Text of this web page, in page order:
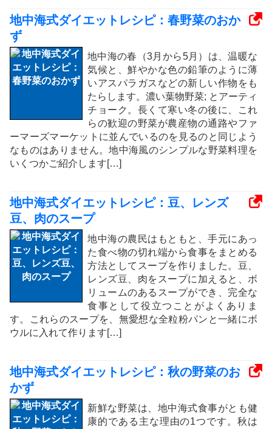
地中海式ダイエットレシピ：春野菜のおか
ず
地中海の春（3月から5月）は、温暖な
気候と、鮮やかな色の鉛筆のように薄
いアスパラガスなどの新しい作物をも
たらします。濃い葉物野菜; とアーティ
チョーク。長くて寒い冬の後に、これ
らの歓迎の野菜が農産物の通路やファ
ーマーズマーケットに並んでいるのを見るのと同じよう
なものはありません。地中海風のシンプルな野菜料理を
いくつかご紹介します[…]
地中海式ダイエットレシピ：豆、レンズ
豆、肉のスープ
地中海の農民はもともと、手元にあっ
た食べ物の切れ端から食事をまとめる
方法としてスープを作りました。豆、
レンズ豆、肉をスープに加えると、ボ
リュームのあるスープができ、完全な
食事として役立つことがよくありま
す。これらのスープを、無愛想な全粒粉パンと一緒にボ
ウルに入れて作ります[…]
地中海式ダイエットレシピ：秋の野菜のお
かず
新鮮な野菜は、地中海式食事がとも健
康的である主な理由の1つです。秋は